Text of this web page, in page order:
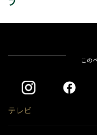
THD-300V3
＊1) USBハードディスクを使
ハードディスクに保存さ
要です。
背面には取り付けできませ
をクリックすると別ウインドウ
この
テレビ